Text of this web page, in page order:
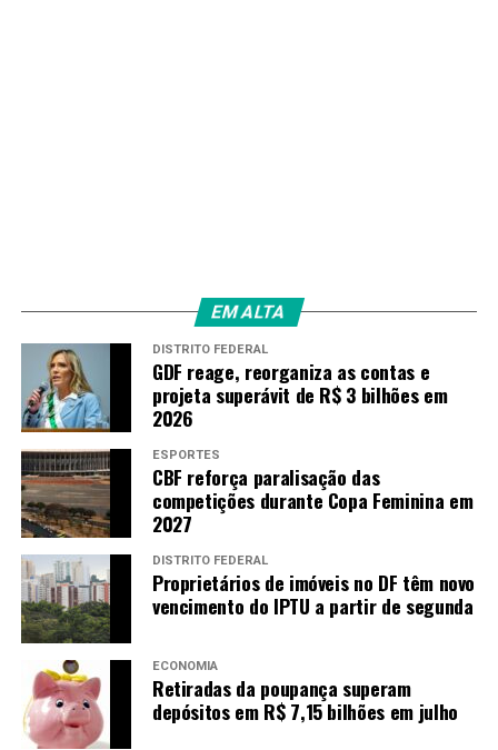
EM ALTA
DISTRITO FEDERAL
GDF reage, reorganiza as contas e
projeta superávit de R$ 3 bilhões em
2026
ESPORTES
CBF reforça paralisação das
competições durante Copa Feminina em
2027
DISTRITO FEDERAL
Proprietários de imóveis no DF têm novo
vencimento do IPTU a partir de segunda
ECONOMIA
Retiradas da poupança superam
depósitos em R$ 7,15 bilhões em julho